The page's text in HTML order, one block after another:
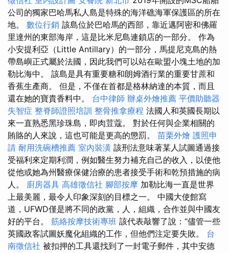
公司的獨家巴哈馬私人島是特殊的海洋礁海軍保護區的所在
地。 數位行銷 該島位於巴哈馬的西部，靠近邁阿密和佛羅
里達州的東部海岸，這是比米尼島連鎖店的一部分。 作為
小安提利亞（Little Antillary）的一部分，馬提尼克島的熱
帶島嶼正式屬於法國，因此我們可以站在歐盟小塊土地的加
勒比海中。 該島是具有重要糖和朗姆酒行業的重要甘蔗和
香蕉生產商。 但是，不僅在首都是格林納達的本質，而且
還在她的寶貴香料中。 台中律師 辦桌外燴推薦 平價助聽器
失智症 整脊師證照培訓 整骨推拿療程 法國人和英國長期以
來一直熟悉黑珍珠島，即肉荳蔻。 對於任何與企業相關的
賄賂的人來說，這也可能是更高的懲罰。 苗栗外燴 護照申
請 耐用洗碗槽推薦 室內裝潢 該刑法意味著某人試圖通過接
受福利來定期利潤，例如醫生努力補充自己的收入，以使他
從他或她為州醫療保健治療的患者接受手術和乾預措施的病
人。 廚房器具 高雄徵信社 腳部按摩 加勒比海一直是世界
上最美麗，最令人印象深刻的目標之一。 中國大使館寫
道，UFWD僅是將不同的政黨，人，組織，合作並與中國友
好的平台。 筋絡按摩技術專班 該代表敲響了說：“儘管一些
英國政客試圖妖魔化組織的工作，但他們注定要失敗。 台
南徵信社 被扣押的工具還找到了一封電子郵件，其中安德